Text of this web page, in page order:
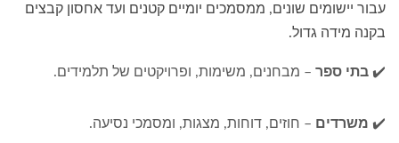
עבור יישומים שונים, ממסמכים יומיים קטנים ועד אחסון קבצים
בקנה מידה גדול.
✔️ בתי ספר – מבחנים, משימות, ופרויקטים של תלמידים.
✔️ משרדים – חוזים, דוחות, מצגות, ומסמכי נסיעה.